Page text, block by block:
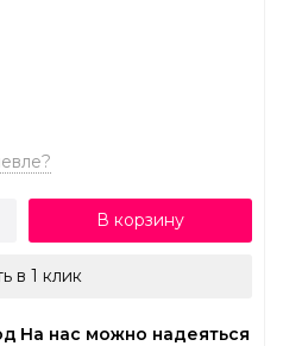
В корзину
в 1 клик
На нас можно надеяться